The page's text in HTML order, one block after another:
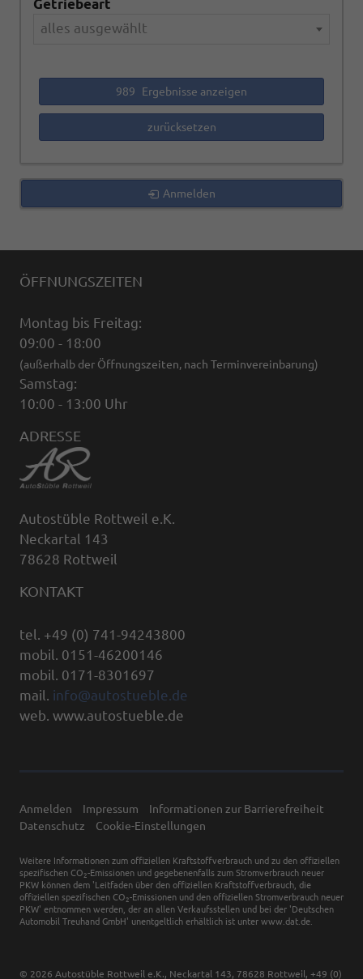
Getriebeart
alles ausgewählt
989 Ergebnisse anzeigen
zurücksetzen
Anmelden
ÖFFNUNGSZEITEN
Montag bis Freitag:
09:00 - 18:00
(außerhalb der Öffnungszeiten, nach Terminvereinbarung)
Samstag:
10:00 - 13:00 Uhr
ADRESSE
Autostüble Rottweil e.K.
Neckartal 143
78628 Rottweil
KONTAKT
tel. +49 (0) 741-94243800
mobil. 0151-46200146
mobil. 0171-8301697
mail. info@autostueble.de
web. www.autostueble.de
Anmelden Impressum
Informationen zur Barrierefreiheit
Datenschutz
Cookie-Einstellungen
Weitere Informationen zum offiziellen Kraftstoffverbrauch und zu den offiziellen
spezifischen CO 2-Emissionen und gegebenenfalls zum Stromverbrauch neuer
PKW können dem 'Leitfaden über den offiziellen Kraftstoffverbrauch, die
offiziellen spezifischen CO 2-Emissionen und den offiziellen Stromverbrauch neuer
PKW' entnommen werden, der an allen Verkaufsstellen und bei der 'Deutschen
Automobil Treuhand GmbH' unentgeltlich erhältlich ist unter www.dat.de.
© 2026 Autostüble Rottweil e.K., Neckartal 143, 78628 Rottweil, +49 (0)